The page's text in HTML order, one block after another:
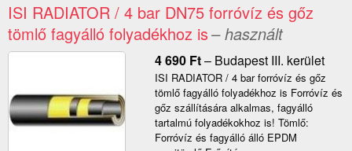
ISI RADIATOR / 4 bar DN75 forróvíz és gőz
tömlő fagyálló folyadékhoz is– használt
4 690 Ft– Budapest III. kerület
ISI RADIATOR / 4 bar forróvíz és gőz
tömlő fagyálló folyadékhoz is Forróvíz és
gőz szállítására alkalmas, fagyálló
tartalmú folyadékokhoz is! Tömlő:
Forróvíz és fagyálló álló EPDM